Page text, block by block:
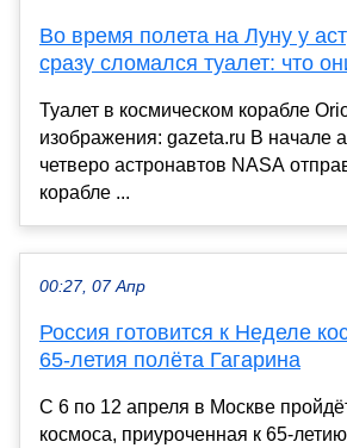
Во время полета на Луну у
сразу сломался туалет: что
Туалет в космическом корабле
изображения: gazeta.ru В начале
четверо астронавтов NASA
корабле ...
00:27, 07 Апр
Россия готовится к Неделе
65-летия полёта Гагарина
С 6 по 12 апреля в Москве
космоса, приуроченная к 65-